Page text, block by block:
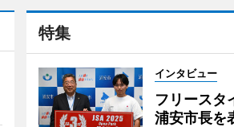
特集
インタビュー
フリースタ
浦安市長を